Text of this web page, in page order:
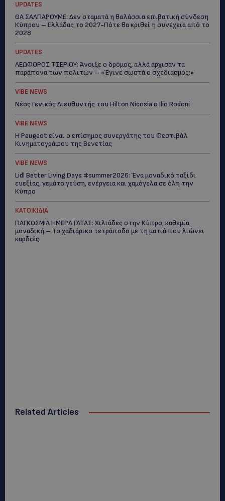
UPDATES
ΘΑ ΣΑΛΠΑΡΟΥΜΕ: Δεν σταματά η θαλάσσια επιβατική σύνδεση
Κύπρου – Ελλάδας το 2027-Πότε θα κριθεί η συνέχεια από το
2028
UPDATES
ΛΕΩΦΟΡΟΣ ΤΣΕΡΙΟΥ: Άνοιξε ο δρόμος, αλλά άρχισαν τα
παράπονα των πολιτών – «Έγινε σωστά ο σχεδιασμός;»
VIBE NEWS
Νέος Γενικός Διευθυντής του Hilton Nicosia ο Ilio Rodoni
VIBE NEWS
Η Peugeot είναι ο επίσημος συνεργάτης του Φεστιβάλ
Κινηματογράφου της Βενετίας
VIBE NEWS
Lidl Better Living Days #summer2026: Ένα μοναδικό ταξίδι
ευεξίας, γεμάτο γεύση, ενέργεια και χαμόγελα σε όλη την
Κύπρο
ΚΑΤΟΙΚΙΔΙΑ
ΠΑΓΚΟΣΜΙΑ ΗΜΕΡΑ ΓΑΤΑΣ: Χιλιάδες στην Κύπρο, καθεμία
μοναδική – Το χαδιάρικο τετράποδο με τη ματιά που λιώνει
καρδιές
Related Articles